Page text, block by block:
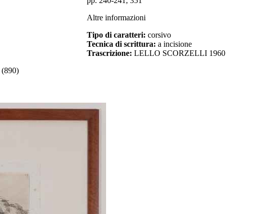
Altre informazioni
Tipo di caratteri: corsivo
Tecnica di scrittura: a incisione
Trascrizione: LELLO SCORZELLI 1960
(890)